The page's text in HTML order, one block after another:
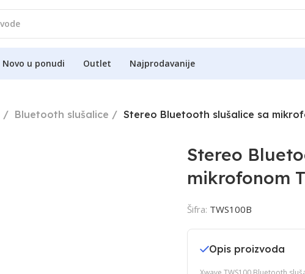
Novo u ponudi Outlet Najprodavanije
Bluetooth slušalice Stereo Bluetooth slušalice sa
Stereo
mikrofonom
Šifra: TWS100B
Opis proizvoda